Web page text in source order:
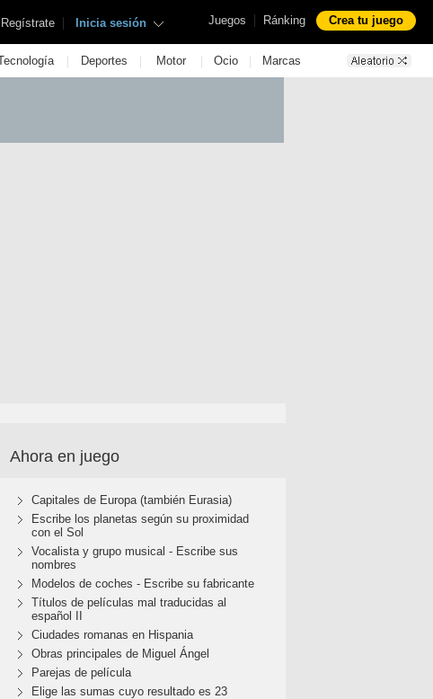
Juegos | Ránking Crea tu juego
Regístrate | Inicia sesión
| Deportes | Motor | Ocio | Marcas
Ahora en juego
Capitales de Europa (también Eurasia)
Escribe los planetas según su proximidad
con el Sol
Vocalista y grupo musical - Escribe sus
nombres
Modelos de coches - Escribe su fabricante
Títulos de películas mal traducidas al
español II
Ciudades romanas en Hispania
Obras principales de Miguel Ángel
Parejas de película
Elige las sumas cuyo resultado es 23